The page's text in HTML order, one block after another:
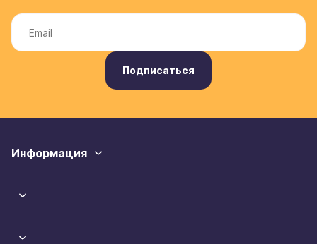
Подписаться
Информация